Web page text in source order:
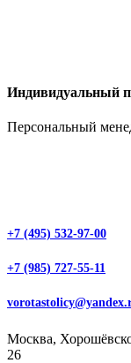
Индивидуальный
Персональный
+7 (495) 532-97-00
+7 (985) 727-55-11
Москва,
26